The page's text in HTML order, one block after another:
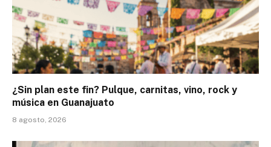
¿Sin plan este fin? Pulque, carnitas, vino, rock y
música en Guanajuato
8 agosto, 2026